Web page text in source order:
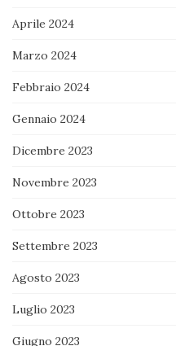
Aprile 2024
Marzo 2024
Febbraio 2024
Gennaio 2024
Dicembre 2023
Novembre 2023
Ottobre 2023
Settembre 2023
Agosto 2023
Luglio 2023
Giugno 2023